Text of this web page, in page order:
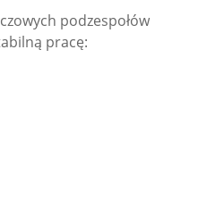
podzespołów
pracę: